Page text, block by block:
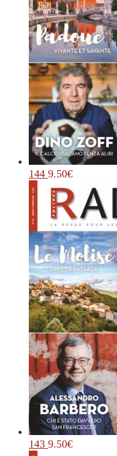
144 9.50€
143 9.50€